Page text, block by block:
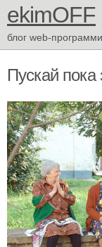
ekimOFF
блог web-
Пускай пока